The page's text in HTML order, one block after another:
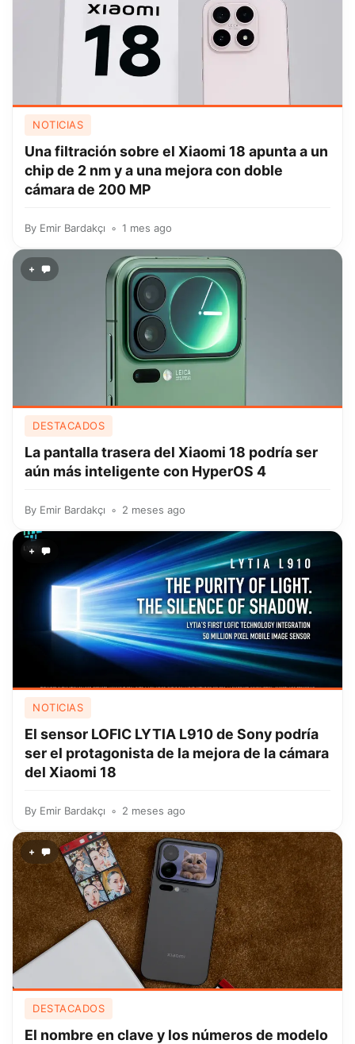
NOTICIAS
Una filtración sobre el Xiaomi 18 apunta a un
chip de 2 nm y a una mejora con doble
cámara de 200 MP
By Emir Bardakçı 1 mes ago
+
DESTACADOS
La pantalla trasera del Xiaomi 18 podría ser
aún más inteligente con HyperOS 4
By Emir Bardakçı 2 meses ago
+
NOTICIAS
El sensor LOFIC LYTIA L910 de Sony podría
ser el protagonista de la mejora de la cámara
del Xiaomi 18
By Emir Bardakçı 2 meses ago
+
DESTACADOS
El nombre en clave y los números de modelo